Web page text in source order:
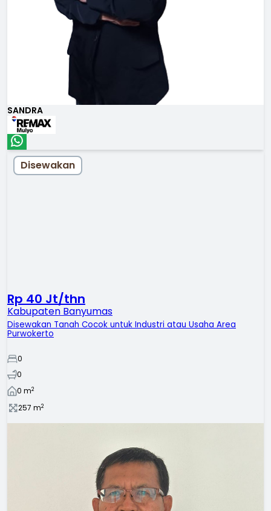
SANDRA
Disewakan
Rp 40 Jt/thn
Kabupaten Banyumas
Disewakan Tanah Cocok untuk Industri atau Usaha Area
Purwokerto
0
0
0 m2
257 m2